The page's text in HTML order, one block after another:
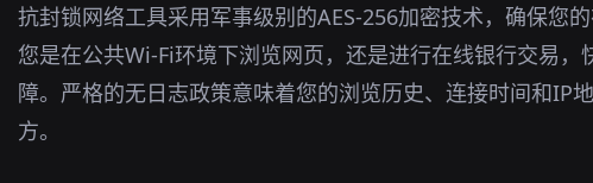
抗封锁网络工具采用军事级别的AES-256加密技术，确保您
您是在公共Wi-Fi环境下浏览网页，还是进行在线银行交易
障。严格的无日志政策意味着您的浏览历史、连接时间和IP
方。